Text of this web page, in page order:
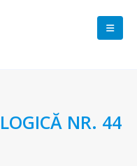
NR. 44